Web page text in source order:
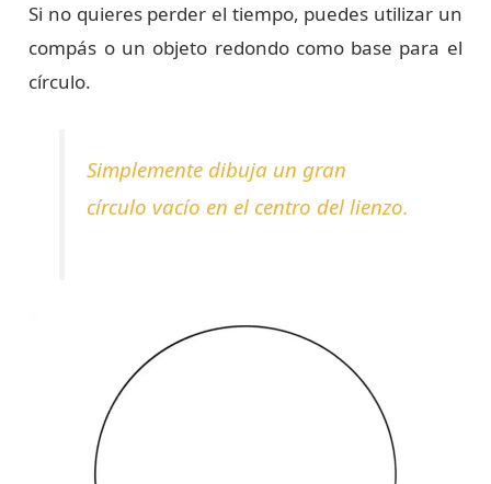
Si no quieres perder el tiempo, puedes utilizar un
compás o un objeto redondo como base para el
círculo.
Simplemente dibuja un gran
círculo vacío en el centro del lienzo.